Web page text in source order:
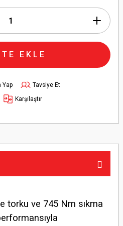
EKLE
Yap
Tavsiye Et
Karşılaştır
torku ve 745 Nm sıkma